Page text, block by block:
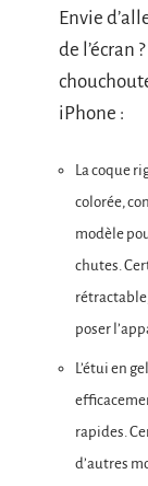
Envie
de l’écran
iPhone :
La coque
colorée,
modèle
chutes.
poser
L’étui en
rapides.
d’autres